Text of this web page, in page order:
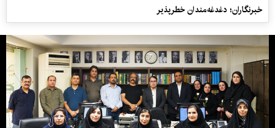
خبرنگاران؛ دغدغه‌مندان خطرپذیر